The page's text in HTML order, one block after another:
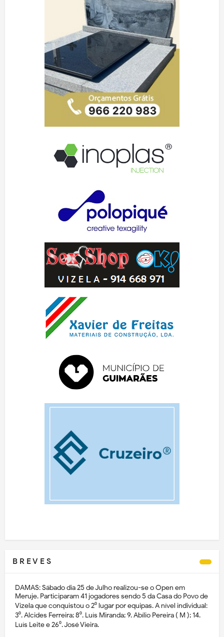
B R E V E S
DAMAS: Sábado dia 25 de Julho realizou-se o Open em
Meruje. Participaram 41 jogadores sendo 5 da Casa do Povo de
Vizela que conquistou o 2⁰ lugar por equipas. A nível individual:
3⁰. Alcides Ferreira; 8⁰. Luís Miranda; 9. Abílio Pereira ( M ); 14.
Luís Leite e 26⁰. José Vieira.